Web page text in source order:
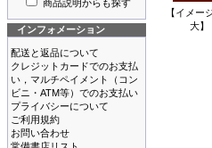
商品説明からも探す
インフォメーション
配送と返品について
クレジットカードでのお支払
い，マルチペイメント（コン
ビニ・ATM等）でのお支払い
プライバシーについて
ご利用規約
お問い合わせ
【イメー
大】